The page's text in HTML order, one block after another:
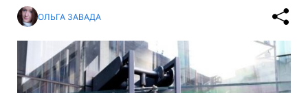
ОЛЬГА ЗАВАДА